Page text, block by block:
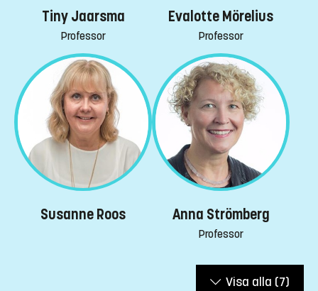
Tiny Jaarsma
Professor
Evalotte Mörelius
Professor
Susanne Roos Anna Strömberg
Professor
Visa alla (7)